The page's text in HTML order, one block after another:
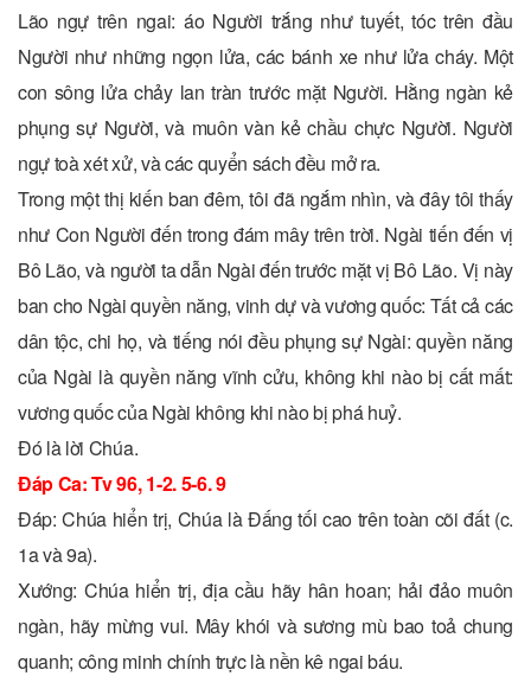
Lão ngự trên ngai: áo Người trắng như tuyết, tóc trên đầu
Người như những ngọn lửa, các bánh xe như lửa cháy. Một
con sông lửa chảy lan tràn trước mặt Người. Hằng ngàn kẻ
phụng sự Người, và muôn vàn kẻ chầu chực Người. Người
ngự toà xét xử, và các quyển sách đều mở ra.
Trong một thị kiến ban đêm, tôi đã ngắm nhìn, và đây tôi thấy
như Con Người đến trong đám mây trên trời. Ngài tiến đến vị
Bô Lão, và người ta dẫn Ngài đến trước mặt vị Bô Lão. Vị này
ban cho Ngài quyền năng, vinh dự và vương quốc: Tất cả các
dân tộc, chi họ, và tiếng nói đều phụng sự Ngài: quyền năng
của Ngài là quyền năng vĩnh cửu, không khi nào bị cất mất:
vương quốc của Ngài không khi nào bị phá huỷ.
Ðó là lời Chúa.
Ðáp Ca: Tv 96, 1-2. 5-6. 9
Ðáp: Chúa hiển trị, Chúa là Ðấng tối cao trên toàn cõi đất (c.
1a và 9a).
Xướng: Chúa hiển trị, địa cầu hãy hân hoan; hải đảo muôn
ngàn, hãy mừng vui. Mây khói và sương mù bao toả chung
quanh; công minh chính trực là nền kê ngai báu.